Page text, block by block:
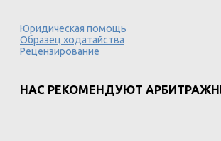
Юридическая помощь
Образец ходатайства
Рецензирование
НАС РЕКОМЕНДУЮТ